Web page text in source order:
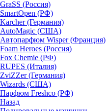
GraSS (Россия)
SmartOpen (РФ)
Karcher (Германия)
AutoMagic (США)
Автопарфюм Wisper (Франция)
Foam Heroes (Россия)
Fox Chemie (РФ)
RUPES (Италия)
ZviZZer (Германия)
Wizards (США)
Парфюм Freshco (РФ)
Назад